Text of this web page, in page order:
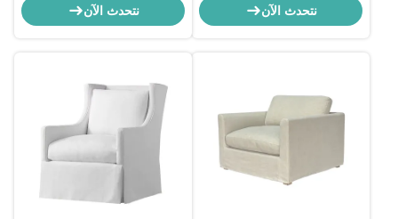
مرصعة
نتحدث الآن
54*67*60 سم مريحنتحدث الآن